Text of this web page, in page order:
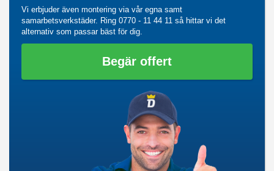
Vi erbjuder även montering via vår egna samt
samarbetsverkstäder. Ring 0770 - 11 44 11 så hittar vi det
alternativ som passar bäst för dig.
Begär offert